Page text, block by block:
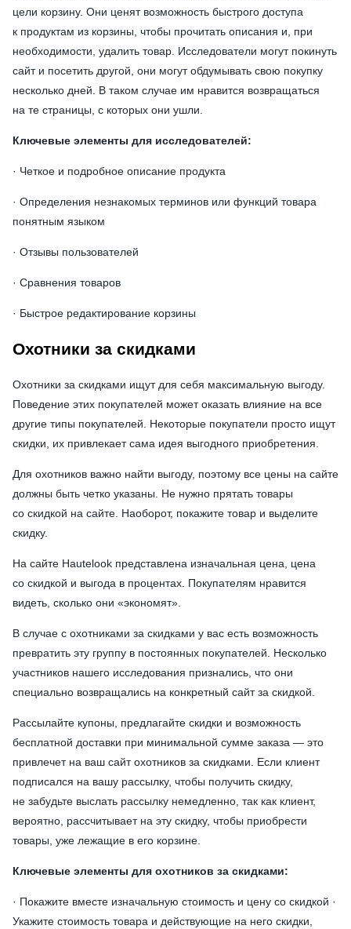
цели корзину. Они ценят возможность быстрого доступа
к продуктам из корзины, чтобы прочитать описания и, при
необходимости, удалить товар. Исследователи могут покинуть
сайт и посетить другой, они могут обдумывать свою покупку
несколько дней. В таком случае им нравится возвращаться
на те страницы, с которых они ушли.
Ключевые элементы для исследователей:
· Четкое и подробное описание продукта
· Определения незнакомых терминов или функций товара
понятным языком
· Отзывы пользователей
· Сравнения товаров
· Быстрое редактирование корзины
Охотники за скидками
Охотники за скидками ищут для себя максимальную выгоду.
Поведение этих покупателей может оказать влияние на все
другие типы покупателей. Некоторые покупатели просто ищут
скидки, их привлекает сама идея выгодного приобретения.
Для охотников важно найти выгоду, поэтому все цены на сайте
должны быть четко указаны. Не нужно прятать товары
со скидкой на сайте. Наоборот, покажите товар и выделите
скидку.
На сайте Hautelook представлена изначальная цена, цена
со скидкой и выгода в процентах. Покупателям нравится
видеть, сколько они «экономят».
В случае с охотниками за скидками у вас есть возможность
превратить эту группу в постоянных покупателей. Несколько
участников нашего исследования признались, что они
специально возвращались на конкретный сайт за скидкой.
Рассылайте купоны, предлагайте скидки и возможность
бесплатной доставки при минимальной сумме заказа — это
привлечет на ваш сайт охотников за скидками. Если клиент
подписался на вашу рассылку, чтобы получить скидку,
не забудьте выслать рассылку немедленно, так как клиент,
вероятно, рассчитывает на эту скидку, чтобы приобрести
товары, уже лежащие в его корзине.
Ключевые элементы для охотников за скидками:
· Покажите вместе изначальную стоимость и цену со скидкой ·
Укажите стоимость товара и действующие на него скидки,